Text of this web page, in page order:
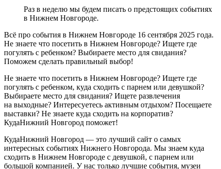
Раз в неделю мы будем писать о предстоящих событиях
в Нижнем Новгороде.
Всё про события в Нижнем Новгороде 16 сентября 2025 года.
Не знаете что посетить в Нижнем Новгороде? Ищете где
погулять с ребенком? Выбираете место для свидания?
Поможем сделать правильный выбор!
Не знаете что посетить в Нижнем Новгороде? Ищете где
погулять с ребенком, куда сходить с парнем или девушкой?
Выбираете место для свидания? Ищете развлечения
на выходные? Интересуетесь активным отдыхом? Посещаете
выставки? Не знаете куда сходить на корпоратив?
КудаНижний Новгород поможет!
КудаНижний Новгород — это лучший сайт о самых
интересных событиях Нижнего Новгорода. Мы знаем куда
сходить в Нижнем Новгороде с девушкой, с парнем или
большой компанией. У нас только лучшие события, музеи